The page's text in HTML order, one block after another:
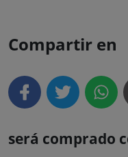
Compartir en
será comprado